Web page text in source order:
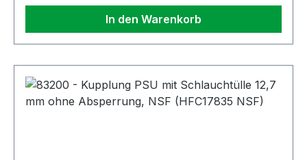
In den Warenkorb